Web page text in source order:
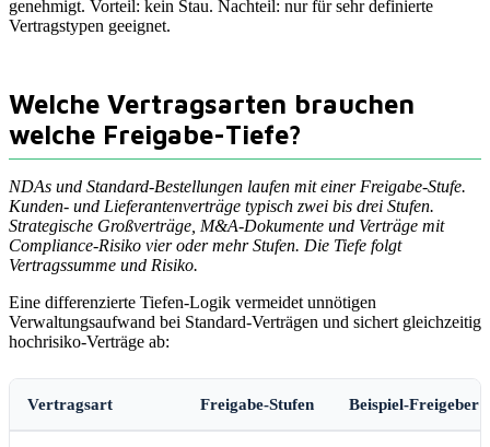
genehmigt. Vorteil: kein Stau. Nachteil: nur für sehr definierte
Vertragstypen geeignet.
Welche Vertragsarten brauchen
welche Freigabe-Tiefe?
NDAs und Standard-Bestellungen laufen mit einer Freigabe-Stufe.
Kunden- und Lieferantenverträge typisch zwei bis drei Stufen.
Strategische Großverträge, M&A-Dokumente und Verträge mit
Compliance-Risiko vier oder mehr Stufen. Die Tiefe folgt
Vertragssumme und Risiko.
Eine differenzierte Tiefen-Logik vermeidet unnötigen
Verwaltungsaufwand bei Standard-Verträgen und sichert gleichzeitig
hochrisiko-Verträge ab:
Vertragsart Freigabe-Stufen Beispiel-Freigeber